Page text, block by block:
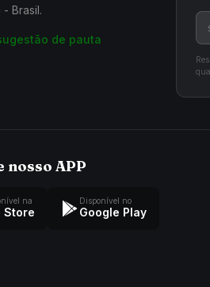
- Brasil.
de pauta
nosso APP
na
Store
Disponível no
Google Play